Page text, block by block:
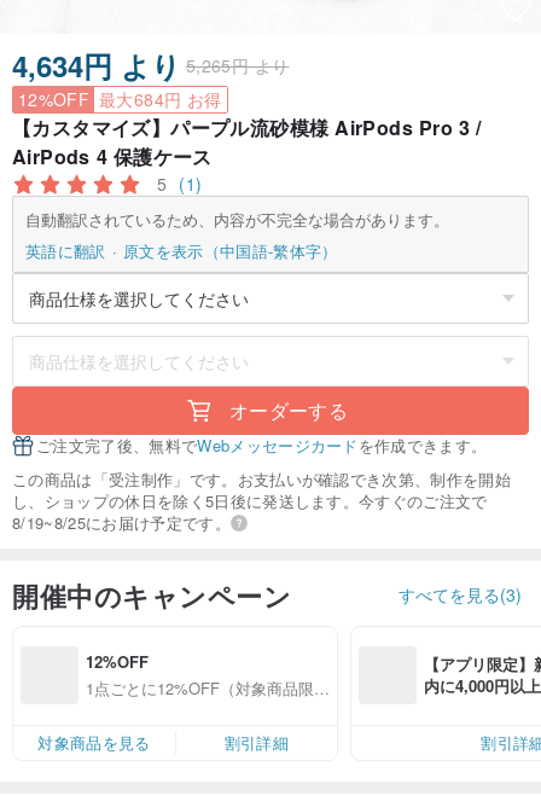
4,634円 より 5,265円 より
12%OFF 最大684円 お得
【カスタマイズ】パープル流砂模様 AirPods Pro 3 /
AirPods 4 保護ケース
5 (1)
自動翻訳されているため、内容が不完全な場合があります。
英語に翻訳
原文を表示（中国語-繁体字）
オーダーする
ご注文完了後、無料でWebメッセージカードを作成できます。
この商品は「受注制作」です。お支払いが確認でき次第、制作を開始
し、ショップの休日を除く5日後に発送します。今すぐのご注文で
8/19~8/25にお届け予定です。
開催中のキャンペーン すべてを見る(3)
12%OFF
1点ごとに12%OFF（対象商品限
対象商品を見る
割引詳細
【アプリ限定
内に4,000円以
割引詳